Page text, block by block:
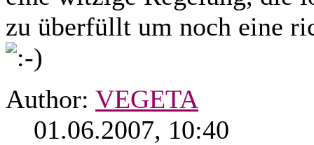
zu überfüllt um noch eine
Author: VEGETA
01.06.2007, 10:40